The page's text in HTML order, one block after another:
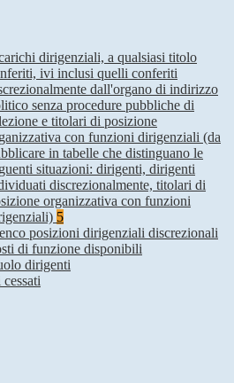
dirigenziali, a qualsiasi titolo
ivi inclusi quelli conferiti
dall'organo di indirizzo
senza procedure pubbliche di
e titolari di posizione
con funzioni dirigenziali (da
in tabelle che distinguano le
situazioni: dirigenti, dirigenti
discrezionalmente, titolari di
organizzativa con funzioni
5
posizioni dirigenziali discrezionali
di funzione disponibili
dirigenti